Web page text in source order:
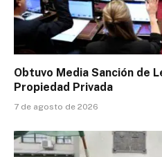
Obtuvo Media Sanción de
Propiedad Privada
7 de agosto de 2026